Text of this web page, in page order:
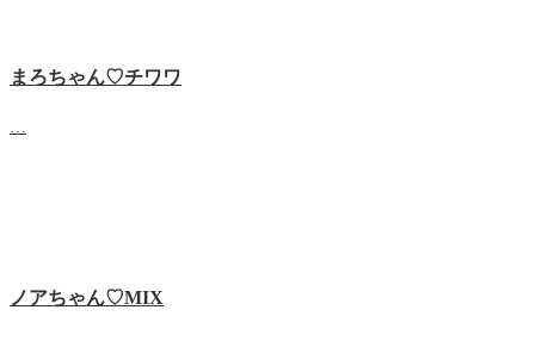
まろちゃん♡チワワ
ノアちゃん♡‬MIX